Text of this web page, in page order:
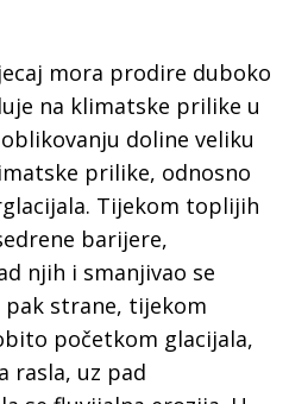
mora prodire duboko
na klimatske prilike u
doline veliku
prilike, odnosno
Tijekom toplijih
barijere,
njih i smanjivao se
pak strane, tijekom
početkom glacijala,
rasla, uz pad